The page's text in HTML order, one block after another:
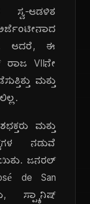
ಆಡಳಿತ
ಆದರೆ, ಈ
ರಾಜ VIIನೇ
ಮತ್ತು
ಮತ್ತು
ನಡುವೆ
ಜನರಲ್
de San
ಸ್ಪ್ಯಾನಿಷ್